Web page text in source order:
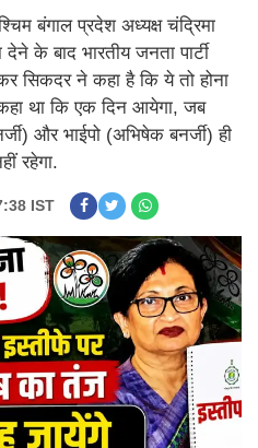
बंगाल प्रदेश अध्यक्ष चंद्रिमा
के बाद भारतीय जनता पार्टी
सिकदर ने कहा है कि ये तो होना
था कि एक दिन आयेगा, जब
और भाईपो (अभिषेक बनर्जी) ही
रहेगा.
IST